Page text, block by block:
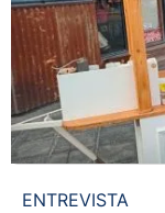
ENTREVISTA